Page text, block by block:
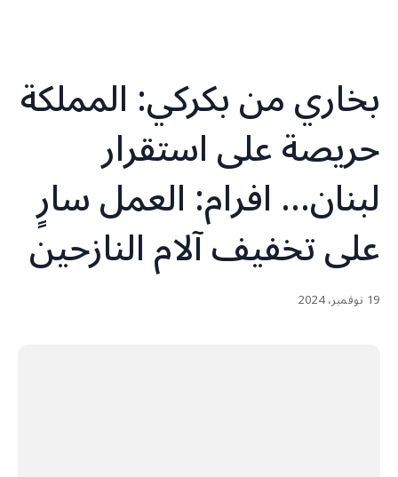
بخاري من بكركي: المملكة
حريصة على استقرار
لبنان… افرام: العمل سارٍ
على تخفيف آلام النازحين
19 نوفمبر، 2024